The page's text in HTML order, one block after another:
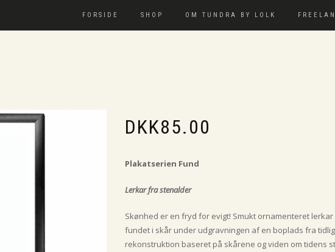
FORSIDE SHOP OM TUNDRA BY LOLK
DKK85.00
Plakatserien Fund
Lerkar fra stenalder
Skønhed er en fryd for evigt! Smukt ornamenteret
fundet i skår under udgravningen af en boplads fra
rekonstruktion baseret på skårene og viden om tidens